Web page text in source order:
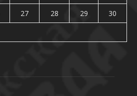
27 28 29
30